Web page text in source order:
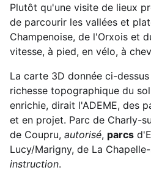
Plutôt qu'une visite de lieux
de parcourir les vallées et
Champenoise, de l'Orxois et
vitesse, à pied, en vélo, à
La carte 3D donnée ci-
richesse topographique du
enrichie, dirait l'ADEME, des
et en projet. Parc de Charly-
de Coupru, autorisé, parcs
Lucy/Marigny, de La
instruction.